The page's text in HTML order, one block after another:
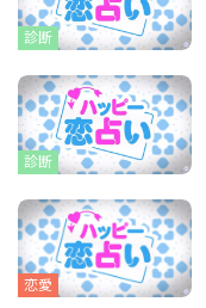
診断
診断
恋愛